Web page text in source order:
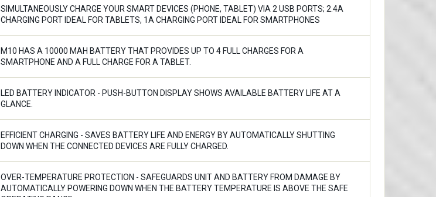
SIMULTANEOUSLY CHARGE YOUR SMART DEVICES (PHONE, TABLET) VIA 2 USB PORTS; 2.4A
CHARGING PORT IDEAL FOR TABLETS, 1A CHARGING PORT IDEAL FOR SMARTPHONES
M10 HAS A 10000 MAH BATTERY THAT PROVIDES UP TO 4 FULL CHARGES FOR A
SMARTPHONE AND A FULL CHARGE FOR A TABLET.
LED BATTERY INDICATOR - PUSH-BUTTON DISPLAY SHOWS AVAILABLE BATTERY LIFE AT A
GLANCE.
EFFICIENT CHARGING - SAVES BATTERY LIFE AND ENERGY BY AUTOMATICALLY SHUTTING
DOWN WHEN THE CONNECTED DEVICES ARE FULLY CHARGED.
OVER-TEMPERATURE PROTECTION - SAFEGUARDS UNIT AND BATTERY FROM DAMAGE BY
AUTOMATICALLY POWERING DOWN WHEN THE BATTERY TEMPERATURE IS ABOVE THE SAFE